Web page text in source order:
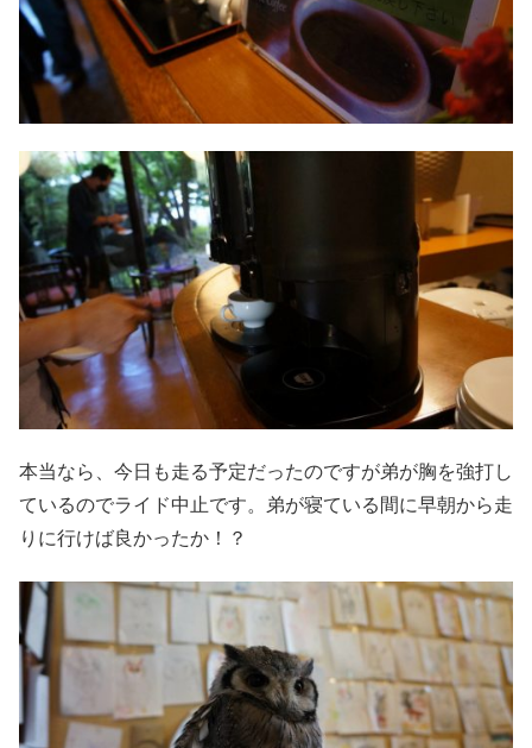
本当なら、今日も走る予定だったのですが弟が胸を強打し
ているのでライド中止です。弟が寝ている間に早朝から走
りに行けば良かったか！？